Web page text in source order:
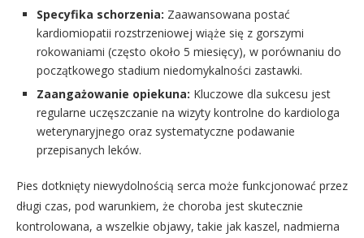
Specyfika schorzenia: Zaawansowana postać
kardiomiopatii rozstrzeniowej wiąże się z gorszymi
rokowaniami (często około 5 miesięcy), w porównaniu do
początkowego stadium niedomykalności zastawki.
Zaangażowanie opiekuna: Kluczowe dla sukcesu jest
regularne uczęszczanie na wizyty kontrolne do kardiologa
weterynaryjnego oraz systematyczne podawanie
przepisanych leków.
Pies dotknięty niewydolnością serca może funkcjonować przez
długi czas, pod warunkiem, że choroba jest skutecznie
kontrolowana, a wszelkie objawy, takie jak kaszel, nadmierna